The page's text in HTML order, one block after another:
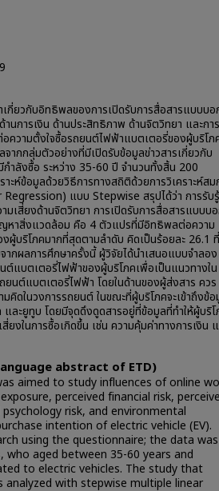
กี่ยวกับอิทธิพลของการเปิดรับการสื่อสารแบบบอ
นการเงิน ด้านประสิทธิภาพ ด้านจิตวิทยา และการ
วามตั้งใจซื้อรถยนต์ไฟฟ้าแบตเตอรี่ของผู้บริโภ
ากกลุ่มตัวอย่างที่มีเปิดรับข้อมูลข่าวสารเกี่ยวกับ
ำลังซื้อ ระหว่าง 35-60 ปี จำนวนทั้งสิ้น 200
ะห์ข้อมูลด้วยวิธีการทางสถิติด้วยการวิเคราะห์สม
แบบ Stepwise สรุปได้ว่า การรับรู้
มเสี่ยงด้านจิตวิทยา การเปิดรับการสื่อสารแบบบ
หาสิ่งแวดล้อม คือ 4 ตัวแปรที่มีอิทธิพลต่อความ
ผู้บริโภคมากที่สุดตามลำดับ คิดเป็นร้อยละ 26.1 ที่
กผลการศึกษาครั้งนี้ ผู้วิจัยได้นำเสนอแบบจำลอง
ต์แบตเตอรี่ไฟฟ้าของผู้บริโภคเพื่อเป็นแนวทางใน
นต์แบตเตอรี่ไฟฟ้า โดยในด้านของผู้ส่งสาร ควร
ดในวงการรถยนต์ ในขณะที่ผู้บริโภคจะเข้าถึงข้อ
และยูทูบ โดยมีจุดดึงดูดสารอยู่ที่ข้อมูลที่ทำให้ผู้บริโ
ยงในการซื้อเกิดขึ้น เช่น ความคุ้มค่าทางการเงิน
abstract of ETD)
aimed to study influences of online
perceived financial risk,
risk, and environmental
intention of electric vehicle (EV).
using the questionnaire; the data was
aged between 35-60 years and
to electric vehicles. The study that
with stepwise multiple linear